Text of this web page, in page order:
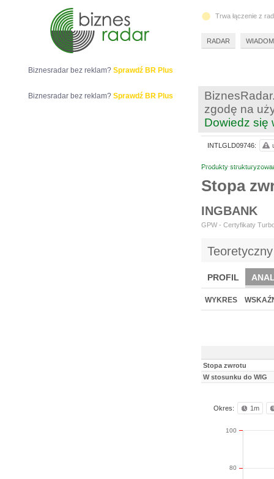
zgodę na
Dowiedz się
Produkty
Stopa
INGBANK
GPW - Certyfikaty
PROFIL
WYKRES
Stopa zwrotu
W stosunku do WIG
Okres: 1m
80
100
INTLGLD09746:
Biznesradar bez reklam? Sprawdź BR Plus
Biznesradar bez reklam? Sprawdź BR Plus
Trwa łączenie z
RADAR